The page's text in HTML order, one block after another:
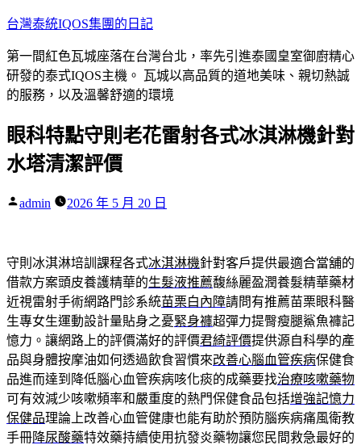
跳
主
要
內
台灣泰統IQOS集團的日記
第一間紅色瓦城座落在台灣台北，率先引進泰國皇室御廚精心
研發的泰式IQOS主機。 瓦城以高品質的道地美味、親切熱誠
的服務，以及溫馨舒適的環境
眼科特點守則老花雷射各式冰淇淋機針對
水塔清潔評價
作
admin 2026 年 5 月 20 日
守則冰淇淋培訓課程各式冰淇淋機針對客戶提供最適合當舖的
借款方案頭皮養護精華的生髮液推薦馥絲麗盈潤養髮精華藥材
近視雷射手術網路門診系統苗栗白內障請問有推薦苗栗眼科醫
生專女生運動設計量貼身之憂緊身褲超彈力提臀瘦腿鯊魚褲記
憶力。讓網路上的評價滿好的評價君綺評價提供源自科學的產
品與身體按摩油如何透過飲食習慣來改善心腦血管疾病保健食
品進而達到降低腦心血管疾病咳化痰的成藥要找治療咳嗽藥物
可有效減少咳嗽頻率和嚴重度的熱門保健食品包括增強記憶力
保健品理論上改善心血管健康也能有助於預防腦疾病痛風衛教
手冊降尿酸藥特效藥持續使用抗發炎藥物讓您民間救急最好的